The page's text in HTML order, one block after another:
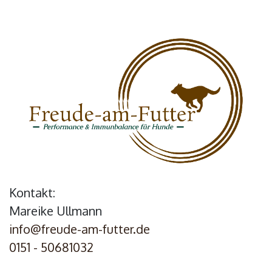
Kontakt:
Mareike Ullmann
info@freude-am-futter.de
0151 - 50681032